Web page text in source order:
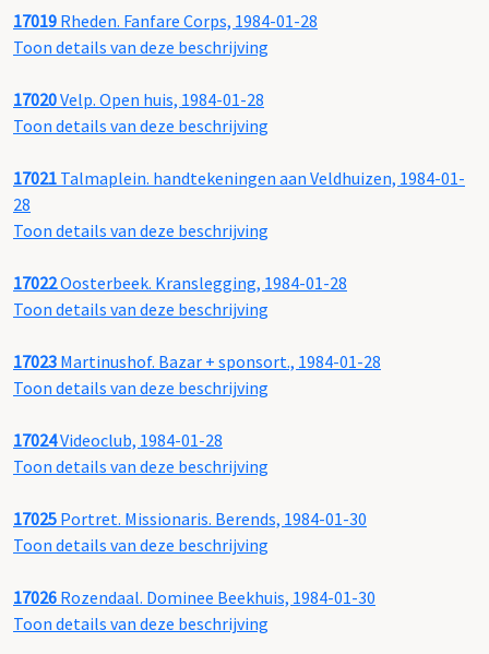
17019 Rheden. Fanfare Corps, 1984-01-28
Toon details van deze beschrijving
17020Velp. Open huis, 1984-01-28
Toon details van deze beschrijving
17021 Talmaplein. handtekeningen aan Veldhuizen, 1984-01-
28
Toon details van deze beschrijving
17022Oosterbeek. Kranslegging, 1984-01-28
Toon details van deze beschrijving
17023 Martinushof. Bazar + sponsort., 1984-01-28
Toon details van deze beschrijving
17024Videoclub, 1984-01-28
Toon details van deze beschrijving
17025 Portret. Missionaris. Berends, 1984-01-30
Toon details van deze beschrijving
17026 Rozendaal. Dominee Beekhuis, 1984-01-30
Toon details van deze beschrijving